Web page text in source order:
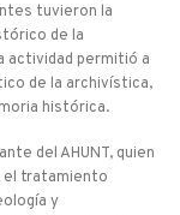
tuvieron la
de la
actividad permitió a
de la archivística,
histórica.
del AHUNT, quien
el tratamiento
y